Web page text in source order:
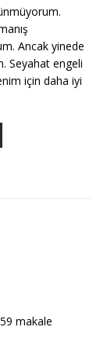
Ancak yinede
Seyahat engeli
için daha iyi
makale